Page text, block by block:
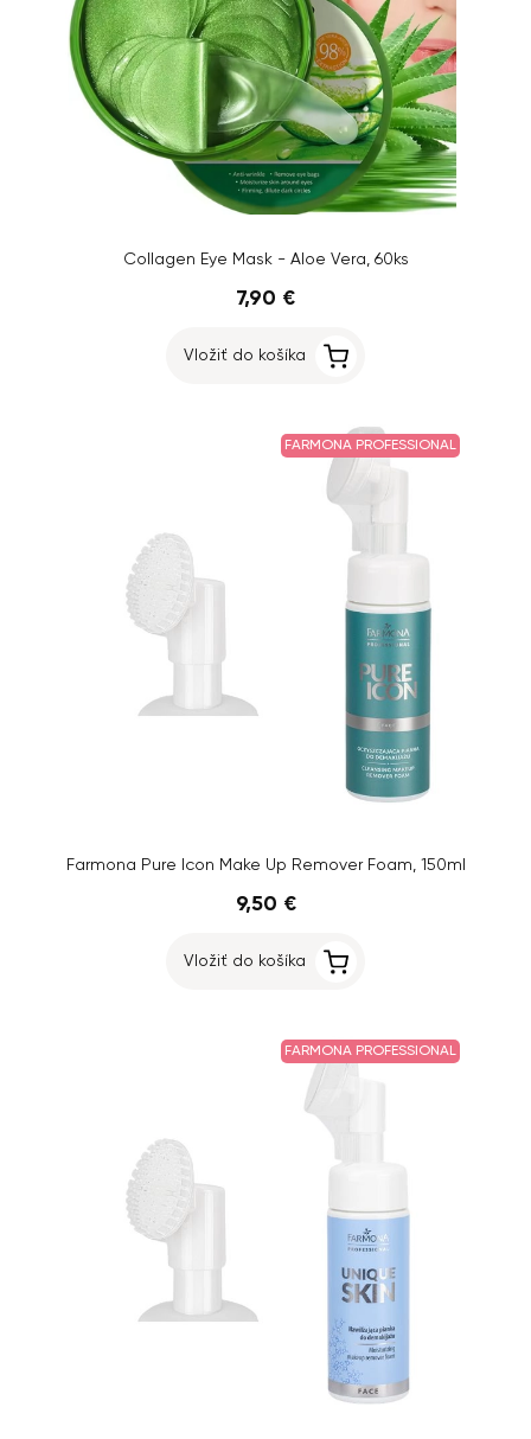
Collagen Eye Mask - Aloe Vera, 60ks
7,90 €
Vložiť do košíka
FARMONA PROFESSIONAL
Farmona Pure Icon Make Up Remover Foam, 150ml
9,50 €
Vložiť do košíka
FARMONA PROFESSIONAL